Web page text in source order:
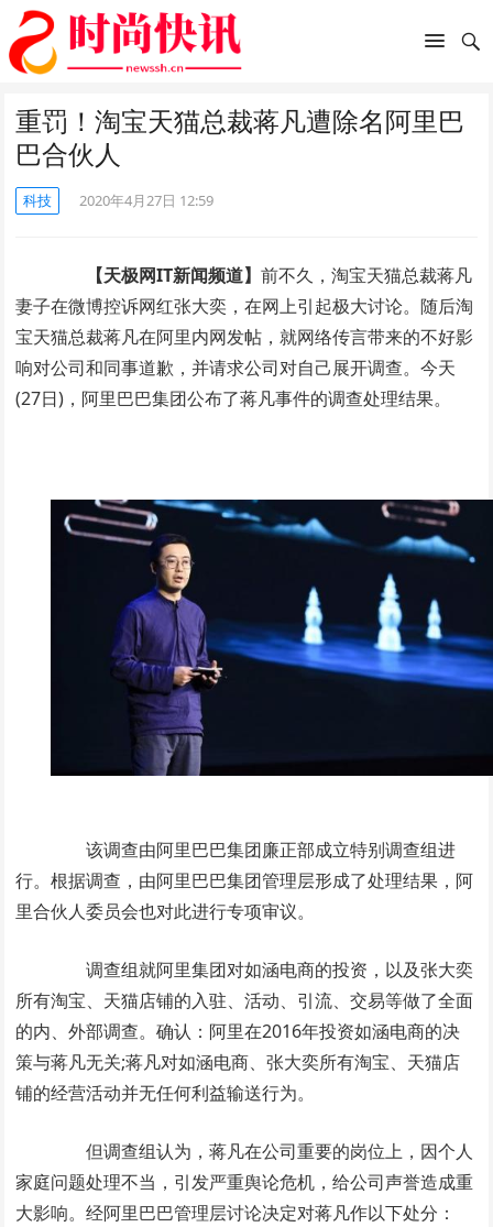
重罚！淘宝天猫总裁蒋凡遭除名阿里巴
巴合伙人
科技 2020年4月27日 12:59
【天极网IT新闻频道】前不久，淘宝天猫总裁蒋凡
妻子在微博控诉网红张大奕，在网上引起极大讨论。随后淘
宝天猫总裁蒋凡在阿里内网发帖，就网络传言带来的不好影
响对公司和同事道歉，并请求公司对自己展开调查。今天
(27日)，阿里巴巴集团公布了蒋凡事件的调查处理结果。
该调查由阿里巴巴集团廉正部成立特别调查组进
行。根据调查，由阿里巴巴集团管理层形成了处理结果，阿
里合伙人委员会也对此进行专项审议。
调查组就阿里集团对如涵电商的投资，以及张大奕
所有淘宝、天猫店铺的入驻、活动、引流、交易等做了全面
的内、外部调查。确认：阿里在2016年投资如涵电商的决
策与蒋凡无关;蒋凡对如涵电商、张大奕所有淘宝、天猫店
铺的经营活动并无任何利益输送行为。
但调查组认为，蒋凡在公司重要的岗位上，因个人
家庭问题处理不当，引发严重舆论危机，给公司声誉造成重
大影响。经阿里巴巴管理层讨论决定对蒋凡作以下处分：